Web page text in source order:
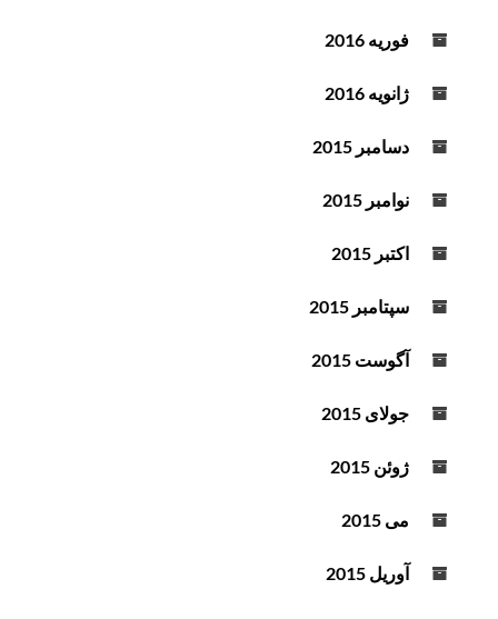
فوریه 2016
ژانویه 2016
دسامبر 2015
نوامبر 2015
اکتبر 2015
سپتامبر 2015
آگوست 2015
جولای 2015
ژوئن 2015
می 2015
آوریل 2015